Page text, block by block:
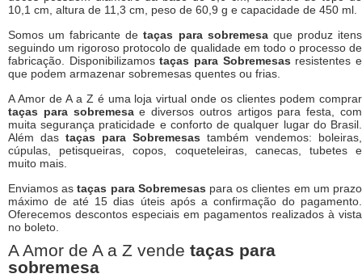
10,1 cm, altura de 11,3 cm, peso de 60,9 g e capacidade de 450 ml.
Somos um fabricante detaças para sobremesaque produz itens
seguindo um rigoroso protocolo de qualidade em todo o processo de
fabricação. Disponibilizamostaças para Sobremesas resistentes e
que podem armazenar sobremesas quentes ou frias.
A Amor de A a Z é uma loja virtual onde os clientes podem comprar
taças para sobremesae diversos outros artigos para festa, com
muita segurança praticidade e conforto de qualquer lugar do Brasil.
Além das taças para Sobremesas também vendemos: boleiras,
cúpulas, petisqueiras, copos, coqueteleiras, canecas, tubetes e
muito mais.
Enviamos astaças para Sobremesas para os clientes em um prazo
máximo de até 15 dias úteis após a confirmação do pagamento.
Oferecemos descontos especiais em pagamentos realizados à vista
no boleto.
A Amor de A a Z vende taças para
sobremesa